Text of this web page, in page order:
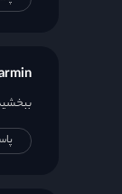
ببخشید این